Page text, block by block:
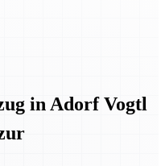
in Adorf Vogtl